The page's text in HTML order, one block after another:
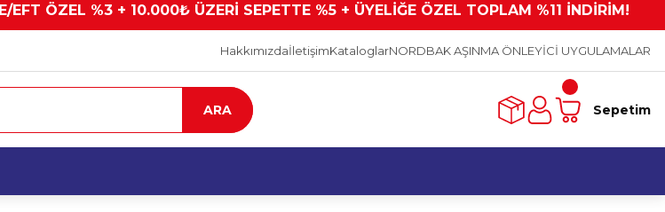
ÖZEL %3 + 10.000₺ ÜZERİ SEPETTE %5 + ÜYELİĞE ÖZEL TOPLAM %11 İNDİRİM!
HakkımızdaİletişimKataloglarNORDBAK AŞINMA ÖNLEYİCİ UYGULAMALAR
ARA Sepetim